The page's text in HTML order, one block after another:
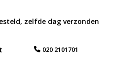
zelfde dag verzonden
020 2101701